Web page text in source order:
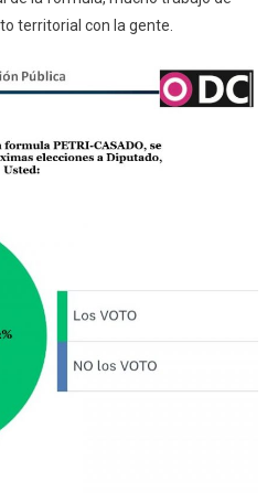
territorial con la gente.